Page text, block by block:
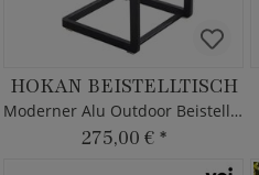
HOKAN BEISTELLTISCH
Moderner Alu Outdoor Beistelltisch
275,00 € *